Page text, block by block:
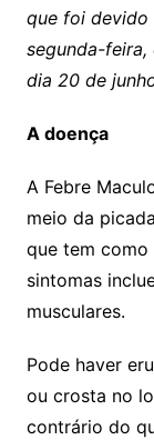
que foi devido
segunda-
dia 20 de
A doença
A Febre
meio da
que tem como
sintomas
musculares.
Pode haver
ou crosta no
contrário do